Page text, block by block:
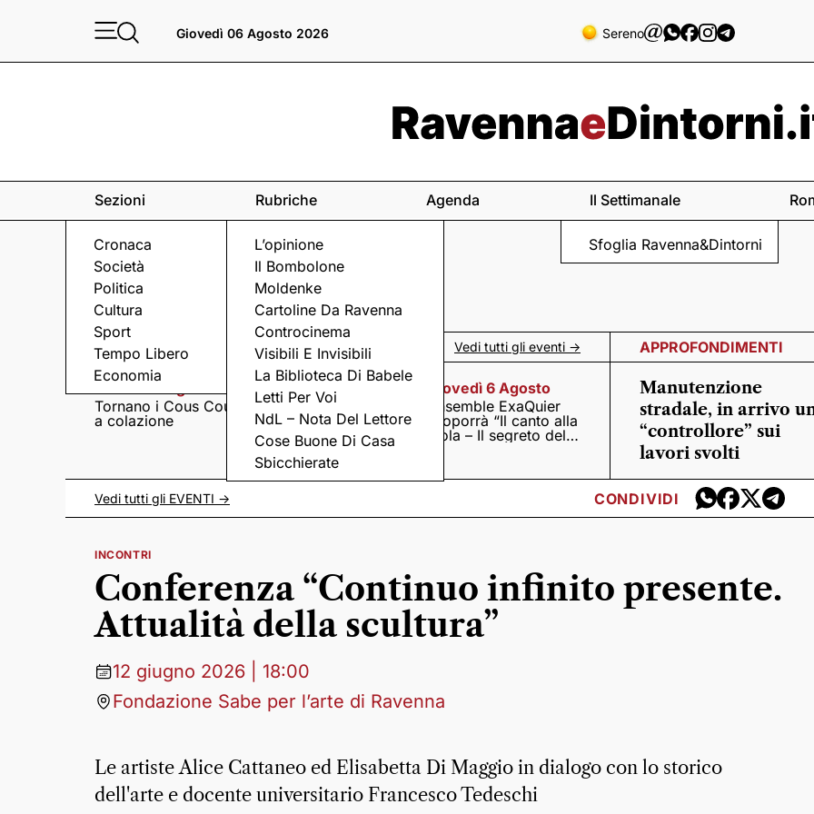
Giovedì 06 Agosto 2026 Sereno
Sezioni
Cronaca
Società
Politica
Cultura
Sport
Tempo Libero
Economia
Rubriche
L’opinione
Il Bombolone
Moldenke
Cartoline Da Ravenna
Controcinema
Visibili E Invisibili
La Biblioteca Di Babele
Letti Per Voi
NdL – Nota Del Lettore
Cose Buone Di Casa
Sbicchierate
Agenda Il Settimanale
Sfoglia Ravenna&Dintorni
Eventi a Ravenna e dintorni Vedi tutti gli eventi ->
Tornano i Cous Cous
a colazione
Giovedì 6 Agosto
Visita serale nella
Pieve romanica di
San Pietro in Sylvis
Giovedì 6 Agosto
Ensemble ExaQuier
proporrà “Il canto alla
viola – Il segreto del
APPROFONDIMENTI
Manutenzione
stradale, in arrivo
“controllore” sui
lavori svolti
Vedi tutti gli EVENTI -> CONDIVIDI
INCONTRI
Conferenza “Continuo infinito presente.
Attualità della scultura”
12 giugno 2026 | 18:00
Fondazione Sabe per l’arte di Ravenna
Le artiste Alice Cattaneo ed Elisabetta Di Maggio in dialogo con lo storico
dell'arte e docente universitario Francesco Tedeschi